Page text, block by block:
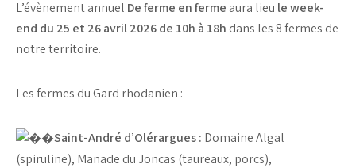
L’évènement annuel De ferme en ferme aura lieu le week-
end du 25 et 26 avril 2026 de 10h à 18h dans les 8 fermes de
notre territoire.
Les fermes du Gard rhodanien :
Saint-André d’Olérargues : Domaine Algal
(spiruline), Manade du Joncas (taureaux, porcs),